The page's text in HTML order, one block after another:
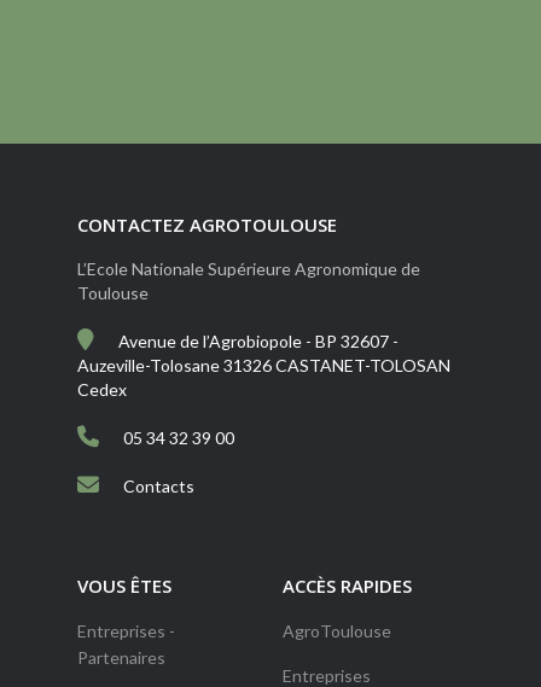
CONTACTEZ AGROTOULOUSE
L’Ecole Nationale Supérieure Agronomique de
Toulouse
Avenue de l’Agrobiopole - BP 32607 -
Auzeville-Tolosane 31326 CASTANET-TOLOSAN
Cedex
05 34 32 39 00
Contacts
VOUS ÊTES
Entreprises -
Partenaires
ACCÈS RAPIDES
AgroToulouse
Entreprises